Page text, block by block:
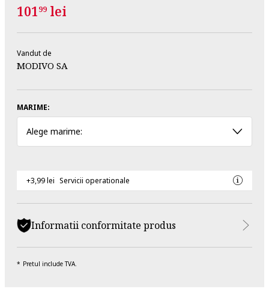
10199 lei
Vandut de
MODIVO SA
MARIME:
Alege marime:
+3,99 lei Servicii operationale
Informatii conformitate produs
Pretul include TVA.